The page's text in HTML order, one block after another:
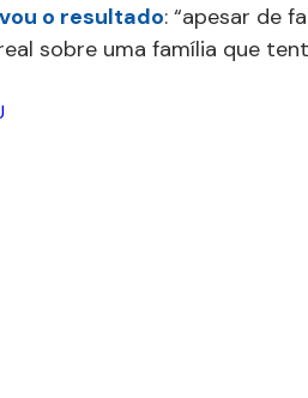
o resultado: “apesar de
sobre uma família que